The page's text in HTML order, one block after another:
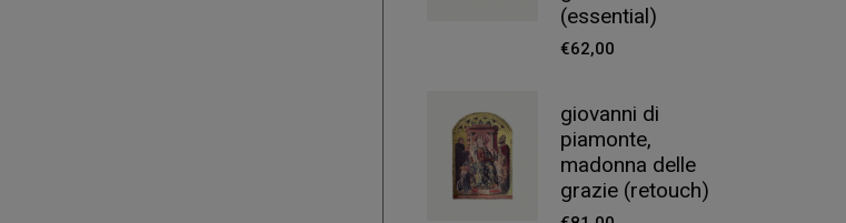
(essential)
€62,00
giovanni di
piamonte,
madonna delle
grazie (retouch)